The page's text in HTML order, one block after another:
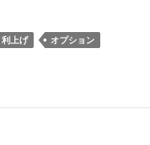
利上げ
オプション